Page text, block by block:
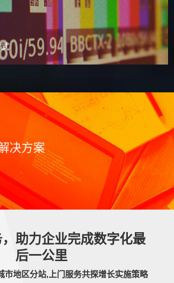
决方案
助力企业完成数字化最
后一公里
市地区分站,上门服务共探增长实施策略